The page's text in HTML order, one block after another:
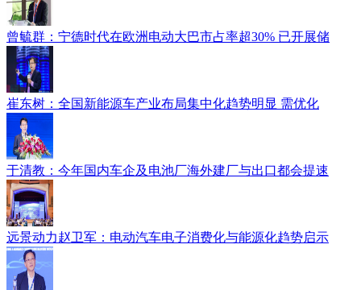
曾毓群：宁德时代在欧洲电动大巴市占率超30% 已开展储
崔东树：全国新能源车产业布局集中化趋势明显 需优化
于清教：今年国内车企及电池厂海外建厂与出口都会提速
远景动力赵卫军：电动汽车电子消费化与能源化趋势启示